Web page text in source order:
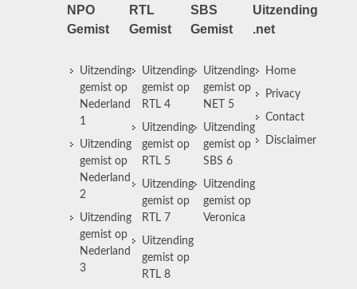
NPO
Gemist
Uitzending
gemist op
Nederland
1
Uitzending
gemist op
Nederland
2
Uitzending
gemist op
Nederland
3
RTL
Gemist
Uitzending
gemist op
RTL 4
Uitzending
gemist op
RTL 5
Uitzending
gemist op
RTL 7
Uitzending
gemist op
RTL 8
SBS
Gemist
Uitzending
gemist op
NET 5
Uitzending
gemist op
SBS 6
Uitzending
gemist op
Veronica
Uitzending
.net
Home
Privacy
Contact
Disclaimer